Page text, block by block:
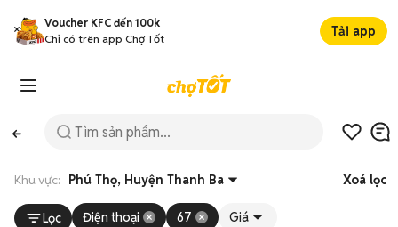
Voucher KFC đến 100k
Chỉ có trên app Chợ Tốt
Tải app
Khu vực: Phú Thọ, Huyện Thanh Ba Xoá lọc
Lọc Điện thoại 67 Giá